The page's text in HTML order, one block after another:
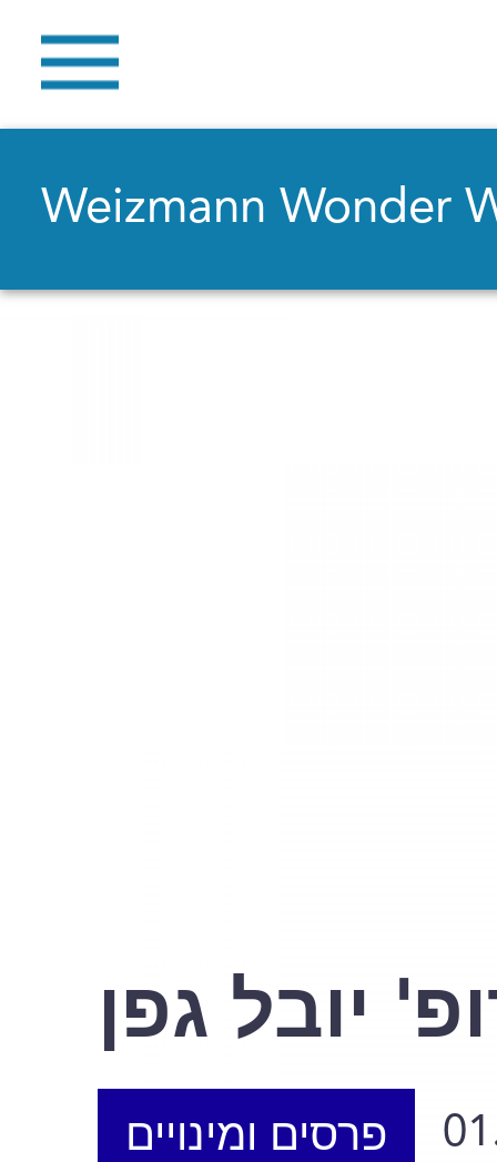
Weizmann Wonder
יובל גפן
פרסים ומינויים